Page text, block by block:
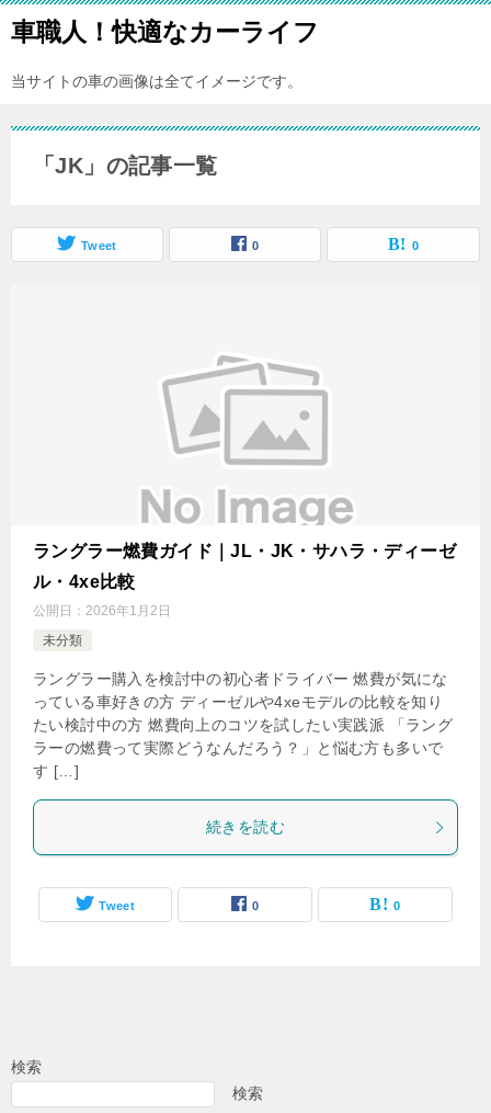
車職人！快適なカーライフ
当サイトの車の画像は全てイメージです。
「JK」の記事一覧
Tweet 0 0
ラングラー燃費ガイド｜JL・JK・サハラ・ディーゼ
ル・4xe比較
公開日： 2026年1月2日
未分類
ラングラー購入を検討中の初心者ドライバー 燃費が気にな
っている車好きの方 ディーゼルや4xeモデルの比較を知り
たい検討中の方 燃費向上のコツを試したい実践派 「ラング
ラーの燃費って実際どうなんだろう？」と悩む方も多いで
す […]
続きを読む
Tweet 0 0
検索
検索